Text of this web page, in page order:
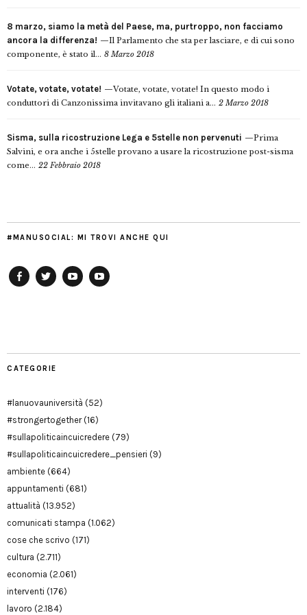
8 marzo, siamo la metà del Paese, ma, purtroppo, non facciamo
ancora la differenza!
Il Parlamento che sta per lasciare, e di cui sono
componente, è stato il... 8 Marzo 2018
Votate, votate, votate!
Votate, votate, votate! In questo modo i
conduttori di Canzonissima invitavano gli italiani a... 2 Marzo 2018
Sisma, sulla ricostruzione Lega e 5stelle non pervenuti
Prima
Salvini, e ora anche i 5stelle provano a usare la ricostruzione post-sisma
come... 22 Febbraio 2018
#MANUSOCIAL: MI TROVI ANCHE QUI
CATEGORIE
#lanuovauniversità (52)
#strongertogether(16)
#sullapoliticaincuicredere (79)
#sullapoliticaincuicredere_pensieri (9)
ambiente (664)
appuntamenti (681)
attualità (13.952)
comunicati stampa (1.062)
cose che scrivo (171)
cultura (2.711)
economia (2.061)
interventi (176)
lavoro (2.184)